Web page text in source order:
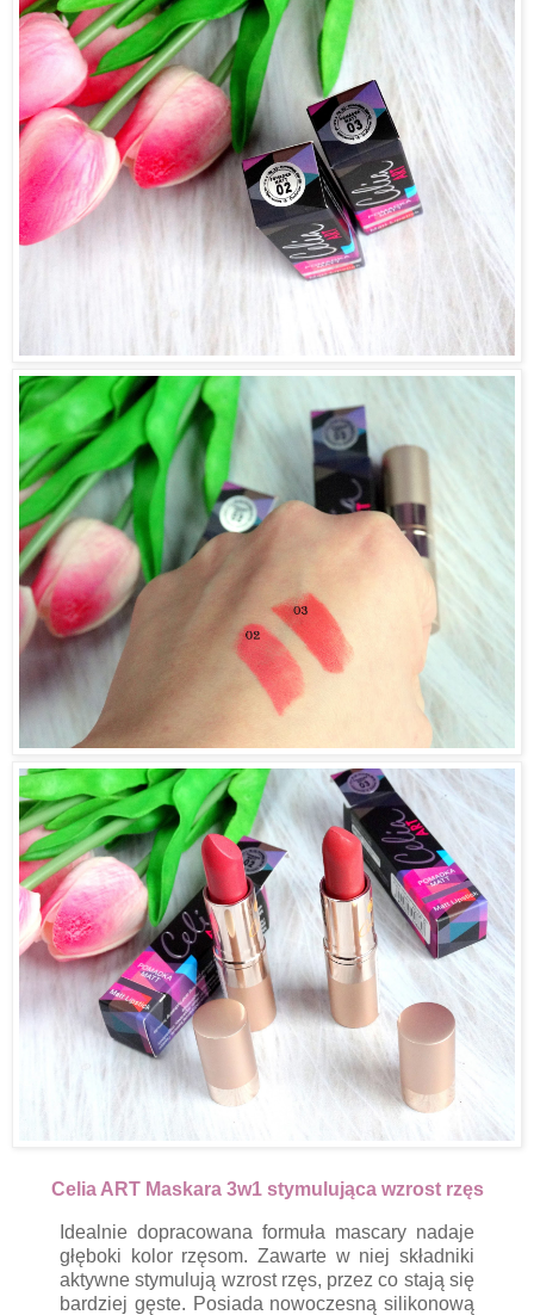
Celia ART Maskara 3w1 stymulująca wzrost rzęs
Idealnie dopracowana formuła mascary nadaje
głęboki kolor rzęsom. Zawarte w niej składniki
aktywne stymulują wzrost rzęs, przez co stają się
bardziej gęste. Posiada nowoczesną silikonową